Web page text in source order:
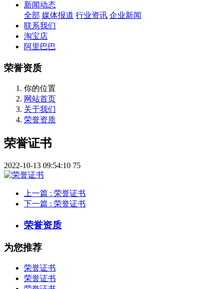
新闻动态
全部 媒体报道 行业资讯 企业新闻
联系我们
淘宝店
阿里巴巴
荣誉资质
你的位置
网站首页
关于我们
荣誉资质
荣誉证书
2022-10-13 09:54:10 75
上一篇 : 荣誉证书
下一篇 : 荣誉证书
荣誉资质
为您推荐
荣誉证书
荣誉证书